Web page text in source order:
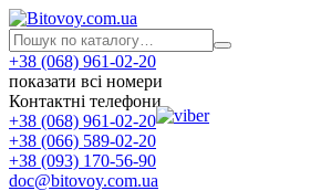
+38 (068) 961-02-20
показати всі номери
Контактні телефони
+38 (068) 961-02-20
+38 (066) 589-02-20
+38 (093) 170-56-90
doc@bitovoy.com.ua